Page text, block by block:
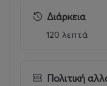
Διάρκεια
120 λεπτά
Πολιτική